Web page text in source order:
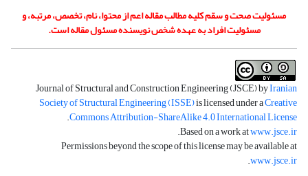
مسئولیت صحت و سقم کلیه مطالب مقاله اعم از محتوا، نام، تخصص، مرتبه، و
مسئولیت افراد به عهده شخص نویسنده مسئول مقاله است.
Journal of Structural and Construction Engineering (JSCE) byIranian
Society of Structural Engineering (ISSE)is licensed under aCreative
Commons Attribution-ShareAlike 4.0 International License
.
Based on a work atwww.jsce.ir
.
Permissions beyond the scope of this license may be available at
www.jsce.ir
.